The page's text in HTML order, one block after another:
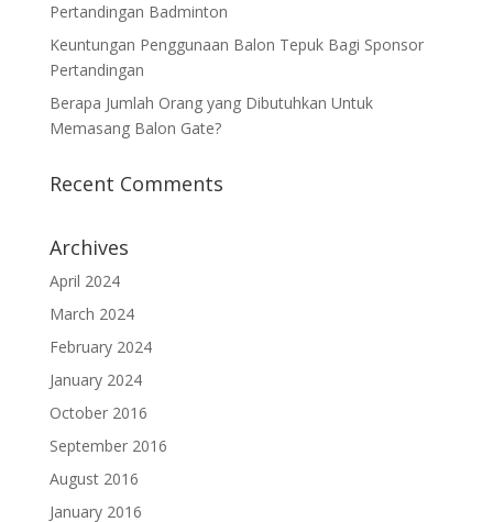
Pertandingan Badminton
Keuntungan Penggunaan Balon Tepuk Bagi Sponsor
Pertandingan
Berapa Jumlah Orang yang Dibutuhkan Untuk
Memasang Balon Gate?
Recent Comments
Archives
April 2024
March 2024
February 2024
January 2024
October 2016
September 2016
August 2016
January 2016